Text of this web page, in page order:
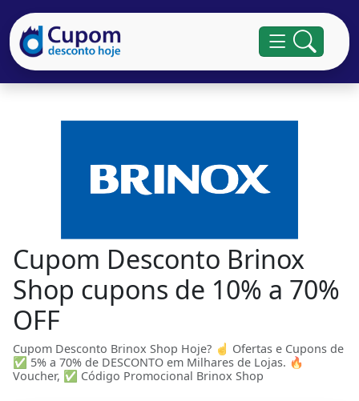
Cupom Desconto Brinox
Shop cupons de 10% a 70%
OFF
Cupom Desconto Brinox Shop Hoje? ☝ Ofertas e Cupons de
✅ 5% a 70% de DESCONTO em Milhares de Lojas. 🔥
Voucher, ✅ Código Promocional Brinox Shop